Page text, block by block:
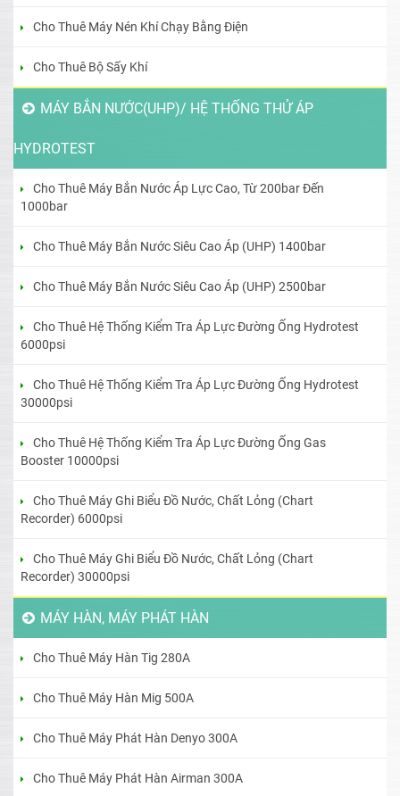
Cho Thuê Máy Nén Khí Chạy Bằng Điện
Cho Thuê Bộ Sấy Khí
MÁY BẮN NƯỚC(UHP)/ HỆ THỐNG THỬ ÁP
HYDROTEST
Cho Thuê Máy Bắn Nước Áp Lực Cao, Từ 200bar Đến
1000bar
Cho Thuê Máy Bắn Nước Siêu Cao Áp (UHP) 1400bar
Cho Thuê Máy Bắn Nước Siêu Cao Áp (UHP) 2500bar
Cho Thuê Hệ Thống Kiểm Tra Áp Lực Đường Ống Hydrotest
6000psi
Cho Thuê Hệ Thống Kiểm Tra Áp Lực Đường Ống Hydrotest
30000psi
Cho Thuê Hệ Thống Kiểm Tra Áp Lực Đường Ống Gas
Booster 10000psi
Cho Thuê Máy Ghi Biểu Đồ Nước, Chất Lỏng (Chart
Recorder) 6000psi
Cho Thuê Máy Ghi Biểu Đồ Nước, Chất Lỏng (Chart
Recorder) 30000psi
MÁY HÀN, MÁY PHÁT HÀN
Cho Thuê Máy Hàn Tig 280A
Cho Thuê Máy Hàn Mig 500A
Cho Thuê Máy Phát Hàn Denyo 300A
Cho Thuê Máy Phát Hàn Airman 300A